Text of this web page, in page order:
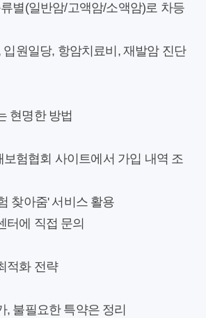
별(일반암/고액암/소액암)로 차등
입원일당, 항암치료비, 재발암 진단
현명한 방법
험협회 사이트에서 가입 내역 조
찾아줌' 서비스 활용
터에 직접 문의
적화 전략
, 불필요한 특약은 정리